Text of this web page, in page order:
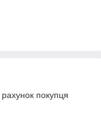
покупця